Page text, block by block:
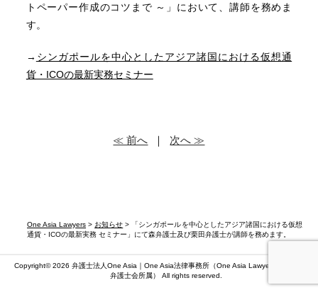
One Asia Lawyers > お知らせ > 「シンガポールを中心としたアジア諸国における仮想
通貨・ICOの最新実務 セミナー」にて森弁護士及び栗田弁護士が講師を務めます。
トペーパー作成のコツまで ～」において、講師を務めま
す。
→ シンガポールを中心としたアジア諸国における仮想通
貨・ICOの最新実務セミナー
≪ 前へ ｜ 次へ ≫
Copyright© 2026 弁護士法人One Asia｜One Asia法律事務所（One Asia Lawyers
弁護士会所属） All rights reserved.